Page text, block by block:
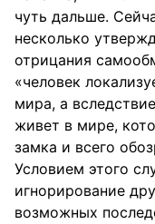
чуть дальше.
несколько
отрицания
«человек
мира, а
живет в мире,
замка и всего
Условием этого
игнорирование
возможных